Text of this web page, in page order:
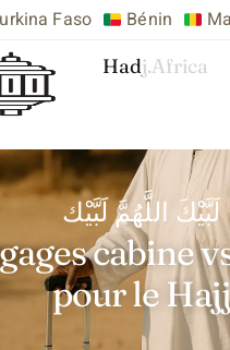
Faso Bénin
Hadj.Africa
لَبَّيْكَ اللَّهُمَّ لَبَّيْك
cabine
pour le